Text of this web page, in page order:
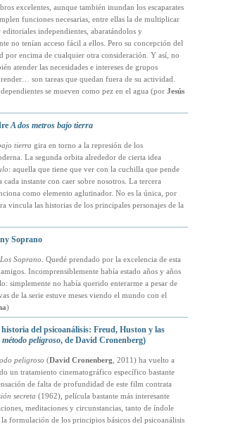
excelentes, aunque también inundan los escaparates
funciones necesarias, entre ellas la de multiplicar
independientes, abaratándolos y
no tenían acceso fácil a ellos. Pero su concepción del
por encima de cualquier otra consideración. Y así, no
atender las necesidades e intereses de grupos
son tareas que quedan fuera de su actividad.
se mueven como pez en el agua (por Jesús
A dos metros bajo tierra
tierra gira en torno a la represión de los
La segunda orbita alrededor de cierta idea
: aquella que tiene que ver con la cuchilla que pende
instante con caer sobre nosotros. La tercera
como elemento aglutinador. No es la única, por
vincula las historias de los principales personajes de la
Soprano
Los Soprano . Quedé prendado por la excelencia de esta
Incomprensiblemente había estado años y años
simplemente no había querido enterarme a pesar de
de la serie estuve meses viendo el mundo con el
)
del psicoanálisis: Freud, Huston y las
peligroso, de David Cronenberg)
peligroso (David Cronenberg , 2011) ha vuelto a
un tratamiento cinematográfico específico bastante
de falta de profundidad de este film contrata
secreta (1962), película bastante más interesante
meditaciones y circunstancias, tanto de índole
formulación de los principios básicos del psicoanálisis